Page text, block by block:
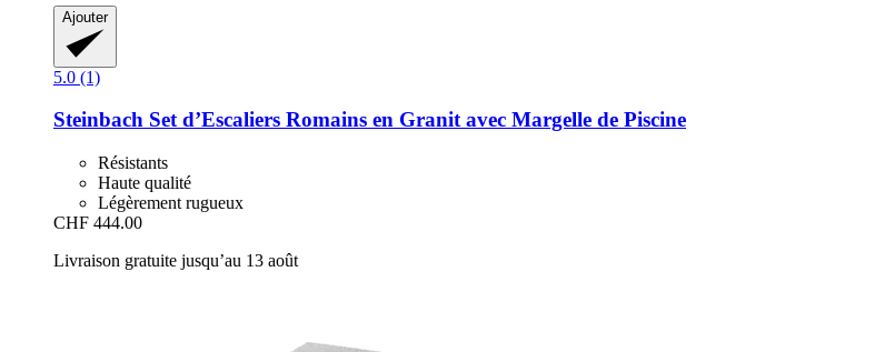
Ajouter
5.0 (1)
Steinbach Set d’Escaliers Romains en Granit avec Margelle de Piscine
Résistants
Haute qualité
Légèrement rugueux
CHF 444.00
Livraison gratuite jusqu’au 13 août